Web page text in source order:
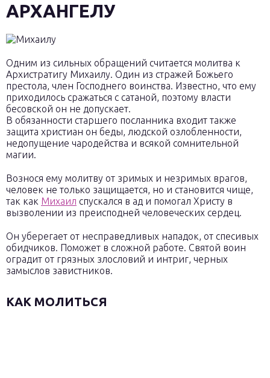
АРХАНГЕЛУ
Одним из сильных обращений считается молитва к
Архистратигу Михаилу. Один из стражей Божьего
престола, член Господнего воинства. Известно, что ему
приходилось сражаться с сатаной, поэтому власти
бесовской он не допускает.
В обязанности старшего посланника входит также
защита христиан он беды, людской озлобленности,
недопущение чародейства и всякой сомнительной
магии.
Вознося ему молитву от зримых и незримых врагов,
человек не только защищается, но и становится чище,
так как Михаил спускался в ад и помогал Христу в
вызволении из преисподней человеческих сердец.
Он уберегает от несправедливых нападок, от спесивых
обидчиков. Поможет в сложной работе. Святой воин
оградит от грязных злословий и интриг, черных
замыслов завистников.
КАК МОЛИТЬСЯ